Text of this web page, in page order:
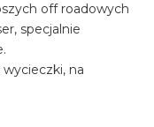
off roadowych
specjalnie
na